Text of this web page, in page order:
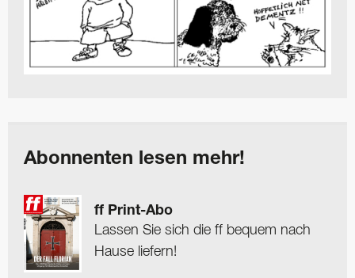
Abonnenten lesen mehr!
ff Print-Abo
Lassen Sie sich die ff bequem nach
Hause liefern!